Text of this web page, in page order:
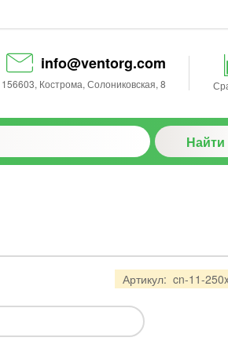
info@ventorg.com
156603, Кострома, Солониковская, 8
Найти
Артикул: cn-11-